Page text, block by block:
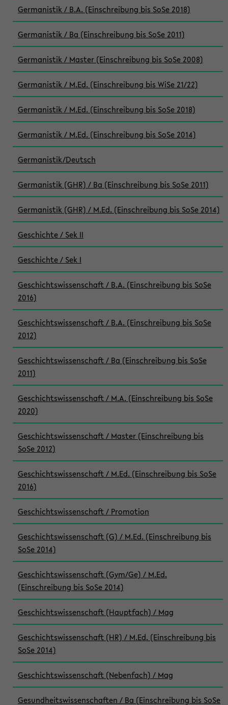
Germanistik / B.A. (Einschreibung bis SoSe 2018)
Germanistik / Ba (Einschreibung bis SoSe 2011)
Germanistik / Master (Einschreibung bis SoSe 2008)
Germanistik / M.Ed. (Einschreibung bis WiSe 21/22)
Germanistik / M.Ed. (Einschreibung bis SoSe 2018)
Germanistik / M.Ed. (Einschreibung bis SoSe 2014)
Germanistik/Deutsch
Germanistik (GHR) / Ba (Einschreibung bis SoSe 2011)
Germanistik (GHR) / M.Ed. (Einschreibung bis SoSe 2014)
Geschichte / Sek II
Geschichte / Sek I
Geschichtswissenschaft / B.A. (Einschreibung bis SoSe
2016)
Geschichtswissenschaft / B.A. (Einschreibung bis SoSe
2012)
Geschichtswissenschaft / Ba (Einschreibung bis SoSe
2011)
Geschichtswissenschaft / M.A. (Einschreibung bis SoSe
2020)
Geschichtswissenschaft / Master (Einschreibung bis
SoSe 2012)
Geschichtswissenschaft / M.Ed. (Einschreibung bis SoSe
2016)
Geschichtswissenschaft / Promotion
Geschichtswissenschaft (G) / M.Ed. (Einschreibung bis
SoSe 2014)
Geschichtswissenschaft (Gym/Ge) / M.Ed.
(Einschreibung bis SoSe 2014)
Geschichtswissenschaft (Hauptfach) / Mag
Geschichtswissenschaft (HR) / M.Ed. (Einschreibung bis
SoSe 2014)
Geschichtswissenschaft (Nebenfach) / Mag
Gesundheitswissenschaften / Ba (Einschreibung bis SoSe